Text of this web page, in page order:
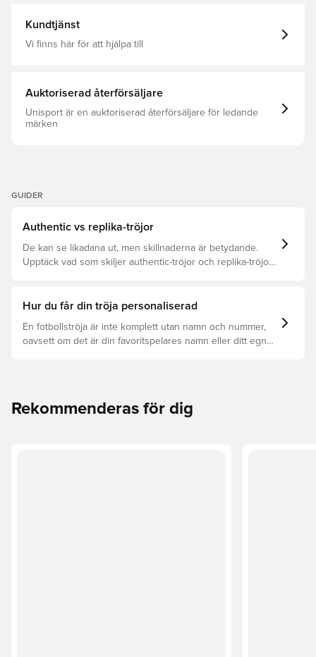
Kundtjänst
Vi finns här för att hjälpa till
Auktoriserad återförsäljare
Unisport är en auktoriserad återförsäljare för ledande
märken
GUIDER
Authentic vs replika-tröjor
De kan se likadana ut, men skillnaderna är betydande.
Upptäck vad som skiljer authentic-tröjor och replika-tröjor
Hur du får din tröja personaliserad
En fotbollströja är inte komplett utan namn och nummer,
oavsett om det är din favoritspelares namn eller ditt egna.
Rekommenderas för dig